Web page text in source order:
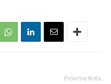
Próxima Nota